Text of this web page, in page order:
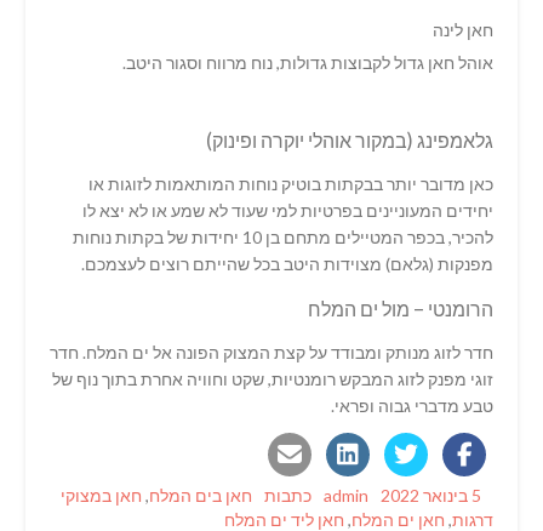
חאן לינה
אוהל חאן גדול לקבוצות גדולות, נוח מרווח וסגור היטב.
גלאמפינג (במקור אוהלי יוקרה ופינוק)
כאן מדובר יותר בבקתות בוטיק נוחות המותאמות לזוגות או
יחידים המעוניינים בפרטיות למי שעוד לא שמע או לא יצא לו
להכיר, בכפר המטיילים מתחם בן 10 יחידות של בקתות נוחות
מפנקות (גלאם) מצוידות היטב בכל שהייתם רוצים לעצמכם.
הרומנטי – מול ים המלח
חדר לזוג מנותק ומבודד על קצת המצוק הפונה אל ים המלח. חדר
זוגי מפנק לזוג המבקש רומנטיות, שקט וחוויה אחרת בתוך נוף של
טבע מדברי גבוה ופראי.
Posted
on
5 בינואר 2022 Author
admin
Categories
כתבות Tags
חאן בים המלח, חאן במצוקי
דרגות, חאן ים המלח, חאן ליד ים המלח